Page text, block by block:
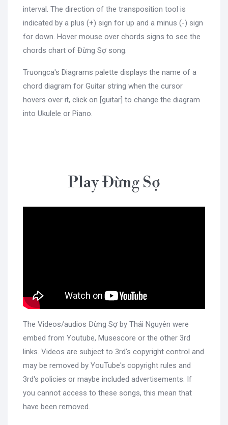
interval. The direction of the transposition tool is
indicated by a plus (+) sign for up and a minus (-) sign
for down. Hover mouse over chords signs to see the
chords chart of Đừng Sợ song.
Truongca's Diagrams palette displays the name of a
chord diagram for Guitar string when the cursor
hovers over it, click on [guitar] to change the diagram
into Ukulele or Piano.
Play Đừng Sợ
The Videos/audios Đừng Sợ by Thái Nguyên were
embed from Youtube, Musescore or the other 3rd
links. Videos are subject to 3rd's copyright control and
may be removed by YouTube's copyright rules and
3rd's policies or maybe included advertisements. If
you cannot access to these songs, this mean that
have been removed.